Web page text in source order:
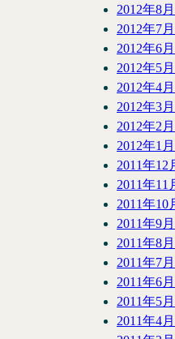
2012年8月
2012年7月
2012年6月
2012年5月
2012年4月
2012年3月
2012年2月
2012年1月
2011年12
2011年11
2011年10
2011年9月
2011年8月
2011年7月
2011年6月
2011年5月
2011年4月